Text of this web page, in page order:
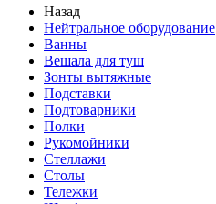
Назад
Нейтральное оборудование
Ванны
Вешала для туш
Зонты вытяжные
Подставки
Подтоварники
Полки
Рукомойники
Стеллажи
Столы
Тележки